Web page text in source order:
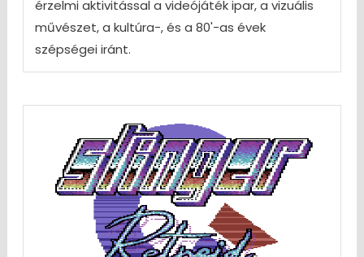
érzelmi aktivitással a videójáték ipar, a vizuális
művészet, a kultúra-, és a 80'-as évek
szépségei iránt.